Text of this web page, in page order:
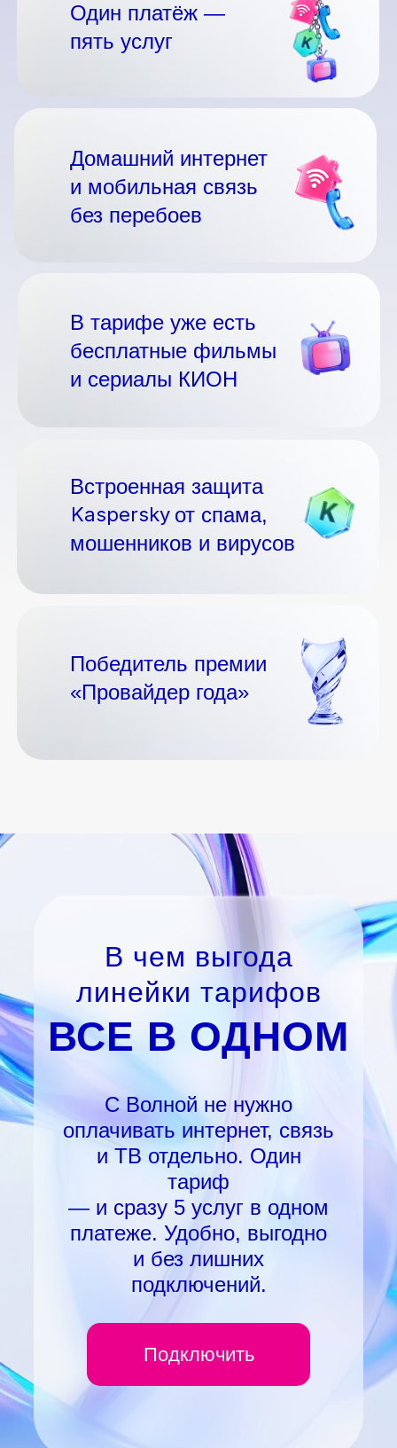
Один платёж —
пять услуг
Домашний интернет
и мобильная связь
без перебоев
В тарифе уже есть
бесплатные фильмы
и сериалы КИОН
Победитель премии
«Провайдер года»
Встроенная защита
Kasperskyот спама,
мошенников и вирусов
Kaspersky
В чем выгода
линейки тарифов
ВСЕ В ОДНОМ
С Волной не нужно
оплачивать интернет, связь
и ТВ отдельно. Один
тариф
— и сразу 5 услуг в одном
платеже. Удобно, выгодно
и без лишних
подключений.
Подключить